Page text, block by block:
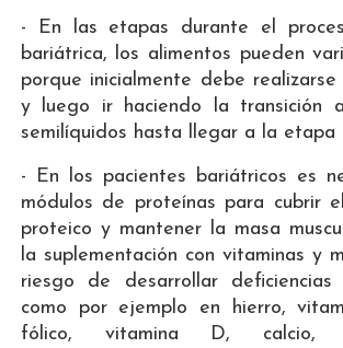
- En las etapas durante el
bariátrica, los alimentos pueden
porque inicialmente debe
y luego ir haciendo la transición
semilíquidos hasta llegar a la etapa
- En los pacientes bariátricos es
módulos de proteínas para cubrir
proteico y mantener la masa
la suplementación con vitaminas y
riesgo de desarrollar
como por ejemplo en hierro,
fólico, vitamina D, calcio,